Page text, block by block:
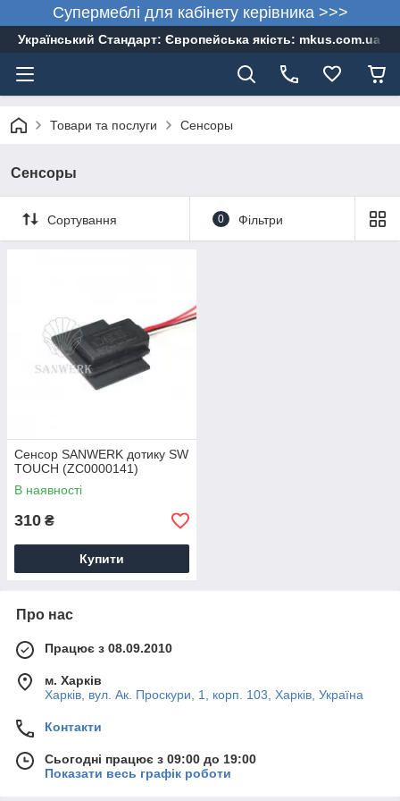
Супермеблі для кабінету керівника >>>
Український Стандарт: Європейська якість: mkus.com.ua
Товари та послуги Сенсоры
Сенсоры
Сортування 0 Фільтри
Сенсор SANWERK дотику SW
TOUCH (ZC0000141)
В наявності
310 ₴
Купити
Про нас
Працює з 08.09.2010
м. Харків
Харків, вул. Ак. Проскури, 1, корп. 103, Харків, Україна
Контакти
Сьогодні працює з 09:00 до 19:00
Показати весь графік роботи